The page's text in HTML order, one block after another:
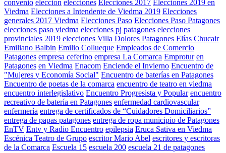
convenio eleccion elecciones Elecciones 2017 Elecciones 2019 en
Viedma Elecciones a Intendente de Viedma 2019 Elecciones
generales 2017 Viedma Elecciones Paso Elecciones Paso Patagones
elecciones paso viedma elecciones pj patagones elecciones
provinciales 2019 elecciones Villa Dolores Patagones Elías Chucair
Emiliano Balbin Emilio Collueque Empleados de Comercio
Patagones empresa ceferino empresa La Comarca Emprotur en
Patagones en Viedma Enacom Enciende el Invierno Encuentro de
"Mujeres y Economía Social" Encuentro de baterías en Patagones
Encuentro de poetas de la comarca encuentro de teatro en viedma
encuentro interlegislativo Encuentro Progresista y Popular encuentro
recreativo de batería en Patagones enfermedad cardiovascular
enfermería entrega de certificados de “Cuidadores Domiciliarios”
entrega de papas patagones entrega de ropa municipio de Patagones
EnTV Entv y Radio Encuentro epilepsia Eruca Sativa en Viedma
Escénica Teatro de Grupo escritor Mario Abel escritores y escritoras
de la Comarca Escuela 15 escuela 200 escuela 21 de patagones